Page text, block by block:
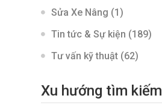
Sửa Xe Nâng (1)
Tin tức & Sự kiện (189)
Tư vấn kỹ thuật (62)
Xu hướng tìm kiếm